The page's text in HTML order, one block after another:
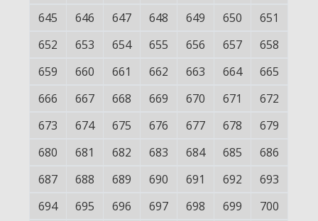
645
646 647 648 649 650
651
652
653 654 655 656 657
658
659
660 661 662 663 664
665
666
667 668 669 670 671
672
673
674 675 676 677 678
679
680
681 682 683 684 685
686
687
688 689 690 691 692
693
694
695 696 697 698 699
700